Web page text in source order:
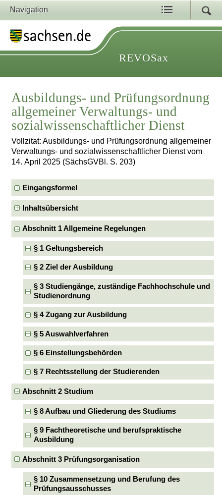
Navigation
REVOSax
Ausbildungs- und Prüfungsordnung
allgemeiner Verwaltungs- und
sozialwissenschaftlicher Dienst
Vollzitat: Ausbildungs- und Prüfungsordnung allgemeiner
Verwaltungs- und sozialwissenschaftlicher Dienst vom
14. April 2025 (SächsGVBl. S. 203)
Eingangsformel
Inhaltsübersicht
Abschnitt 1 Allgemeine Regelungen
§ 1 Geltungsbereich
§ 2 Ziel der Ausbildung
§ 3 Studiengänge, zuständige Fachhochschule und
Studienordnung
§ 4 Zugang zur Ausbildung
§ 5 Auswahlverfahren
§ 6 Einstellungsbehörden
§ 7 Rechtsstellung der Studierenden
Abschnitt 2 Studium
§ 8 Aufbau und Gliederung des Studiums
§ 9 Fachtheoretische und berufspraktische
Ausbildung
Abschnitt 3 Prüfungsorganisation
§ 10 Zusammensetzung und Berufung des
Prüfungsausschusses